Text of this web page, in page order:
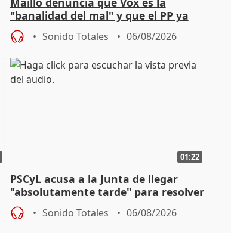
"banalidad del mal" y que el PP ya
asume todas sus tesis
Sonido Totales 06/08/2026
01:22
PSCyL acusa a la Junta de llegar
"absolutamente tarde" para resolver
problemas como Newcastle
Sonido Totales 06/08/2026